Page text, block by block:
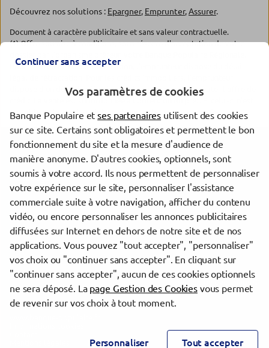
Découvrez nos solutions : Epargner, Emprunter,Assurer.
Document à caractère publicitaire et sans valeur contractuelle.
(1) Offre soumise à conditions, sous réserve d'acceptation de votre
Pour les crédits à la consommation, l'emprunteur dispose du délai
dispose d'un délai de réflexion de dix jours avant d'accepter l'offre de
crédit. La vente est subordonnée à l'obtention du prêt. Si celui-ci n'est
pas obtenu, le vendeur doit rembourser les sommes versées.
Les agences Banque Populaire dans les villes à proximité
Maubeuge
Trouver une agence Banque Populaire
Nord
Fourmies
evermaps ©
Continuer sans accepter
Vos paramètres de cookies
Banque Populaire etses partenaires utilisent des cookies
sur ce site. Certains sont obligatoires et permettent le bon
fonctionnement du site et la mesure d'audience de
manière anonyme. D'autres cookies, optionnels, sont
soumis à votre accord. Ils nous permettent de personnaliser
votre expérience sur le site, personnaliser l'assistance
commerciale suite à votre navigation, afficher du contenu
vidéo, ou encore personnaliser les annonces publicitaires
diffusées sur Internet en dehors de notre site et de nos
applications. Vous pouvez "tout accepter", "personnaliser"
vos choix ou "continuer sans accepter". En cliquant sur
"continuer sans accepter", aucun de ces cookies optionnels
ne sera déposé. La page Gestion des Cookiesvous permet
de revenir sur vos choix à tout moment.
Personnaliser Tout accepter